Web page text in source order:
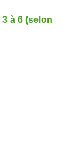
3 à 6 (selon